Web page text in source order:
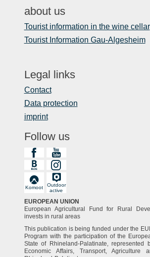
about us
Tourist information in the wine cellar
Tourist Information Gau-Algesheim
Legal links
Contact
Data protection
imprint
Follow us
Komoot
Outdoor
active
EUROPEAN UNION
European Agricultural Fund for Rural
invests in rural areas
This publication is being funded under the
Program with the participation of the
State of Rhineland-Palatinate, represented
Economic Affairs, Transport, Agriculture